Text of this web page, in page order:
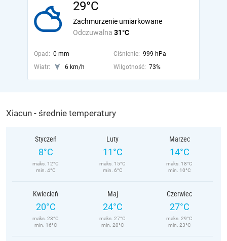
29°C
Odczuwalna 31°C
Zachmurzenie umiarkowane
Opad: 0 mm Ciśnienie: 999 hPa
Wiatr:
6 km/h Wilgotność: 73%
Xiacun - średnie temperatury
Styczeń
8°C
maks. 12°C
min. 4°C
Luty
11°C
maks. 15°C
min. 6°C
Marzec
14°C
maks. 18°C
min. 10°C
Kwiecień
20°C
maks. 23°C
min. 16°C
Maj
24°C
maks. 27°C
min. 20°C
Czerwiec
27°C
maks. 29°C
min. 23°C